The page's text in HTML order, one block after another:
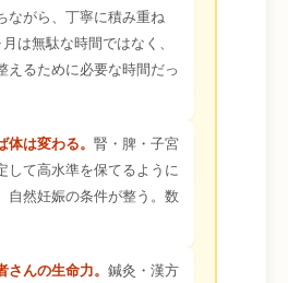
ながら、丁寧に積み重ね
は無駄な時間ではなく、
えるために必要な時間だっ
体は変わる。 腎・脾・子宮
して高水準を保てるように
自然妊娠の条件が整う。数
さんの生命力。 鍼灸・漢方